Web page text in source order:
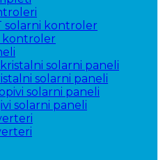
solarni kontroler
kontroler
solarni paneli
solarni paneli
solarni paneli
solarni paneli